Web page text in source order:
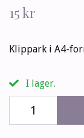
15 kr
Klippark i A4-
I lager.